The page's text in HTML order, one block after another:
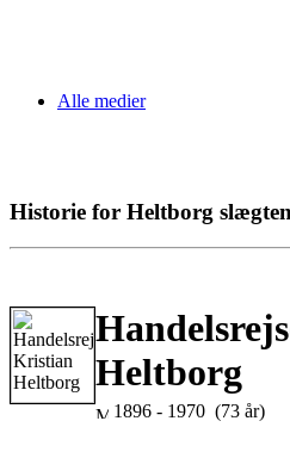
Alle medier
Historie for Heltborg slægten
Heltborg
1896 - 1970 (73 år)